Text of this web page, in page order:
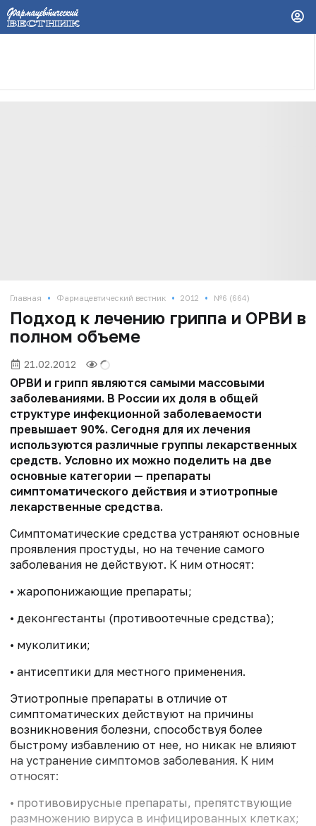
Главная • Фармацевтический вестник • 2012 • №6 (664)
Подход к лечению гриппа и ОРВИ в
полном объеме
21.02.2012
ОРВИ и грипп являются самыми массовыми
заболеваниями. В России их доля в общей
структуре инфекционной заболеваемости
превышает 90%. Сегодня для их лечения
используются различные группы лекарственных
средств. Условно их можно поделить на две
основные категории — препараты
симптоматического действия и этиотропные
лекарственные средства.
Симптоматические средства устраняют основные
проявления простуды, но на течение самого
заболевания не действуют. К ним относят:
• жаропонижающие препараты;
• деконгестанты (противоотечные средства);
• муколитики;
• антисептики для местного применения.
Этиотропные препараты в отличие от
симптоматических действуют на причины
возникновения болезни, способствуя более
быстрому избавлению от нее, но никак не влияют
на устранение симптомов заболевания. К ним
относят:
• противовирусные препараты, препятствующие
размножению вируса в инфицированных клетках;